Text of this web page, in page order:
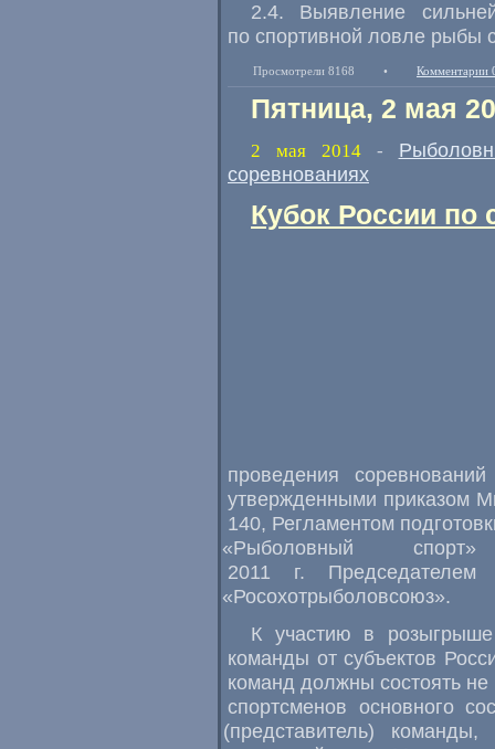
2.4. Выявление
по спортивной ловле рыбы
Просмотрели 8168 • Комментарии
Пятница, 2 мая
2 мая 2014-
соревнованиях
Кубок России по
проведения
утвержденными приказом
140, Регламентом
«Рыболовный
2011 г. Председателем
«Росохотрыболовсоюз».
К участию в
команды от субъектов
команд должны состоять
спортсменов основного
(представитель) команды,